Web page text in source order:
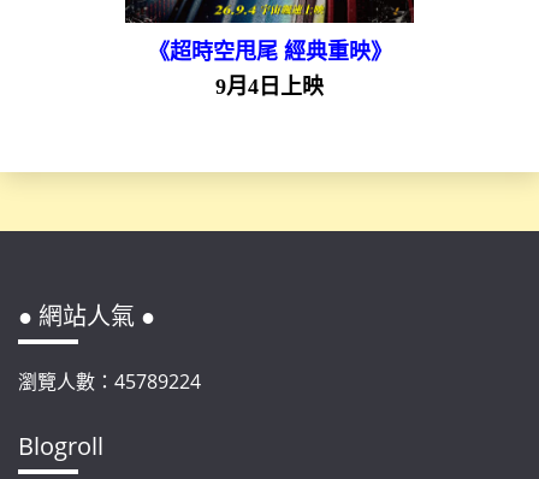
《超時空甩尾 經典重映》
9月4日上映
● 網站人氣 ●
瀏覽人數：45789224
Blogroll